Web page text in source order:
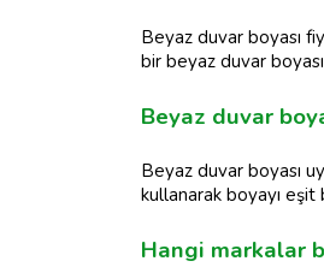
Beyaz duvar boyası
bir beyaz duvar
Beyaz duvar
Beyaz duvar boyası
kullanarak boyayı
Hangi markalar